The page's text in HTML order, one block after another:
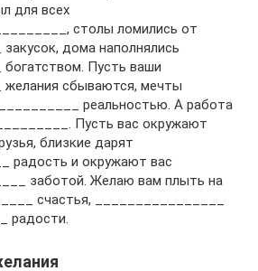
для всех
столы ломились от
дома наполнялись
Пусть ваши
желания сбываются, мечты
реальностью. А работа
Пусть вас окружают
близкие дарят
радость и окружают вас
заботой. Желаю вам плыть на
счастья, ________________
радости.